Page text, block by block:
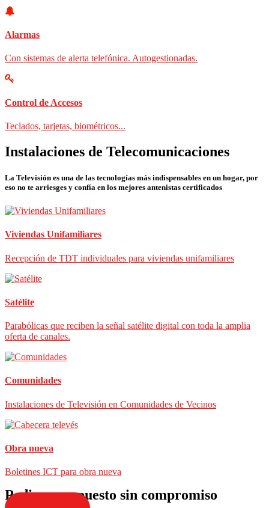
Alarmas
Con sistemas de alerta telefónica. Autogestionadas.
Control de Accesos
Teclados, tarjetas, biométricos...
Instalaciones de Telecomunicaciones
La Televisión es una de las tecnologías más indispensables en un hogar, por
eso no te arriesges y confía en los mejores antenistas certificados
Viviendas Unifamiliares
Recepción de TDT individuales para viviendas unifamiliares
Satélite
Parabólicas que reciben la señal satélite digital con toda la amplia
oferta de canales.
Comunidades
Instalaciones de Televisión en Comunidades de Vecinos
Obra nueva
Boletines ICT para obra nueva
Pedir presupuesto sin compromiso